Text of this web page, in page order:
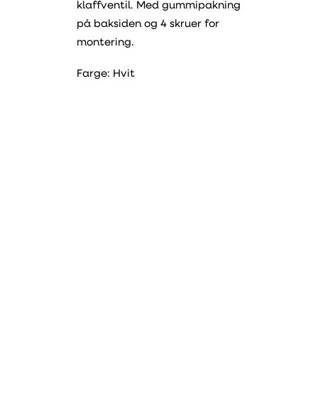
klaffventil. Med gummipakning
på baksiden og 4 skruer for
montering.
Farge: Hvit